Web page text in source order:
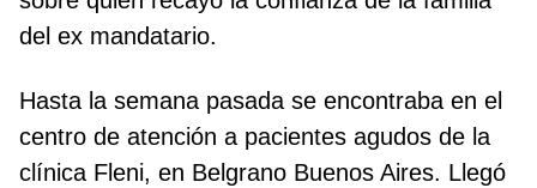
del ex mandatario.
Hasta la semana pasada se encontraba en el
centro de atención a pacientes agudos de la
clínica Fleni, en Belgrano Buenos Aires. Llegó